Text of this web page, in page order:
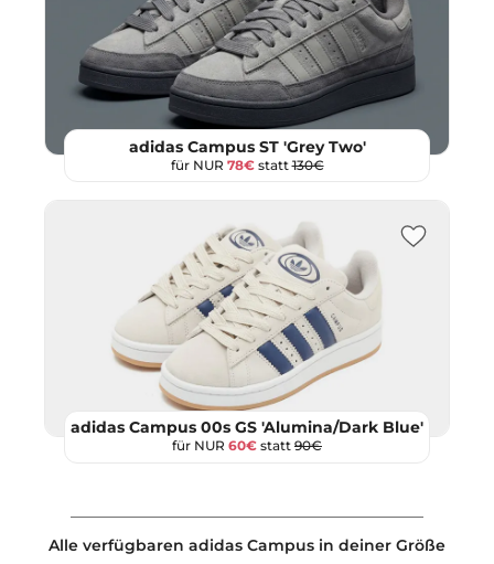
adidas Campus ST 'Grey Two'
für NUR 78€statt130€
adidas Campus 00s GS 'Alumina/Dark Blue'
für NUR 60€ statt 90€
Alle verfügbaren adidas Campus in deiner Größe